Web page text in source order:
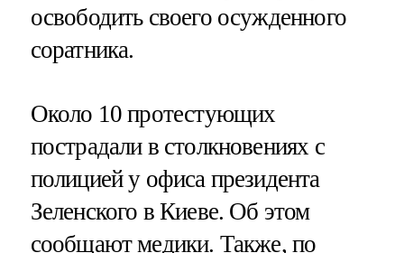
освободить своего осужденного
соратника.
Около 10 протестующих
пострадали в столкновениях с
полицией у офиса президента
Зеленского в Киеве. Об этом
сообщают медики. Также, по